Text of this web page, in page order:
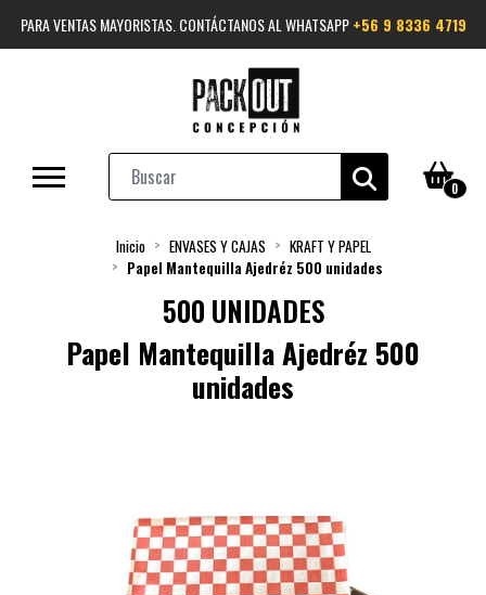
PARA VENTAS MAYORISTAS. CONTÁCTANOS AL WHATSAPP+56 9 8336 4719
0
Inicio ENVASES Y CAJAS
KRAFT Y PAPEL
Papel Mantequilla Ajedréz 500 unidades
500 UNIDADES
Papel Mantequilla Ajedréz 500
unidades